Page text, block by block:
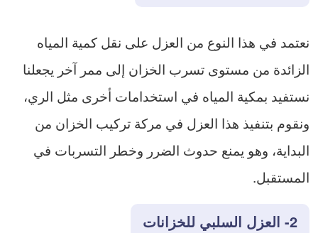
نعتمد في هذا النوع من العزل على نقل كمية المياه
الزائدة من مستوى تسرب الخزان إلى ممر آخر يجعلنا
نستفيد بمكية المياه في استخدامات أخرى مثل الري،
ونقوم بتنفيذ هذا العزل في مركة تركيب الخزان من
البداية، وهو يمنع حدوث الضرر وخطر التسربات في
المستقبل.
2- العزل السلبي للخزانات